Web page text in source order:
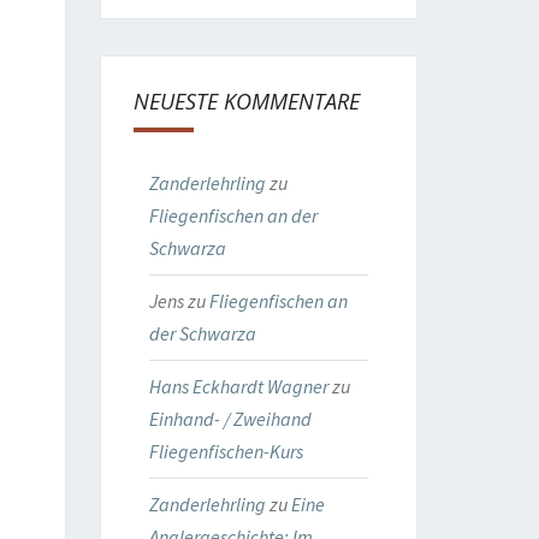
NEUESTE KOMMENTARE
Zanderlehrling zu
Fliegenfischen an der
Schwarza
JenszuFliegenfischen an
der Schwarza
Hans Eckhardt Wagnerzu
Einhand- / Zweihand
Fliegenfischen-Kurs
Zanderlehrling zuEine